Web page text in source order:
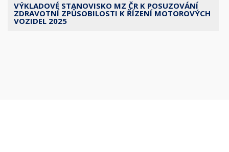
VÝKLADOVÉ STANOVISKO MZ ČR K POSUZOVÁNÍ
ZDRAVOTNÍ ZPŮSOBILOSTI K ŘÍZENÍ MOTOROVÝCH
VOZIDEL 2025